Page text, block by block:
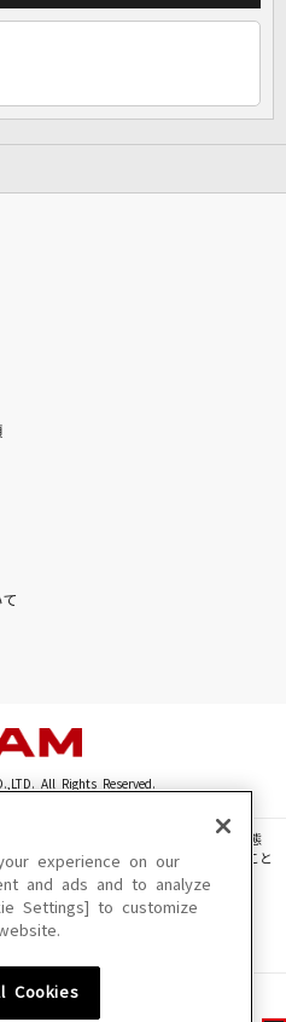
All Rights Reserved.
画像・写真・動画・音声等を、手段や形態
無断で複製、転載、ファイル化などすること
いただけない場合があります。
変更になる場合があります。
experience on our
and ads and to analyze
Settings] to customize
Cookies